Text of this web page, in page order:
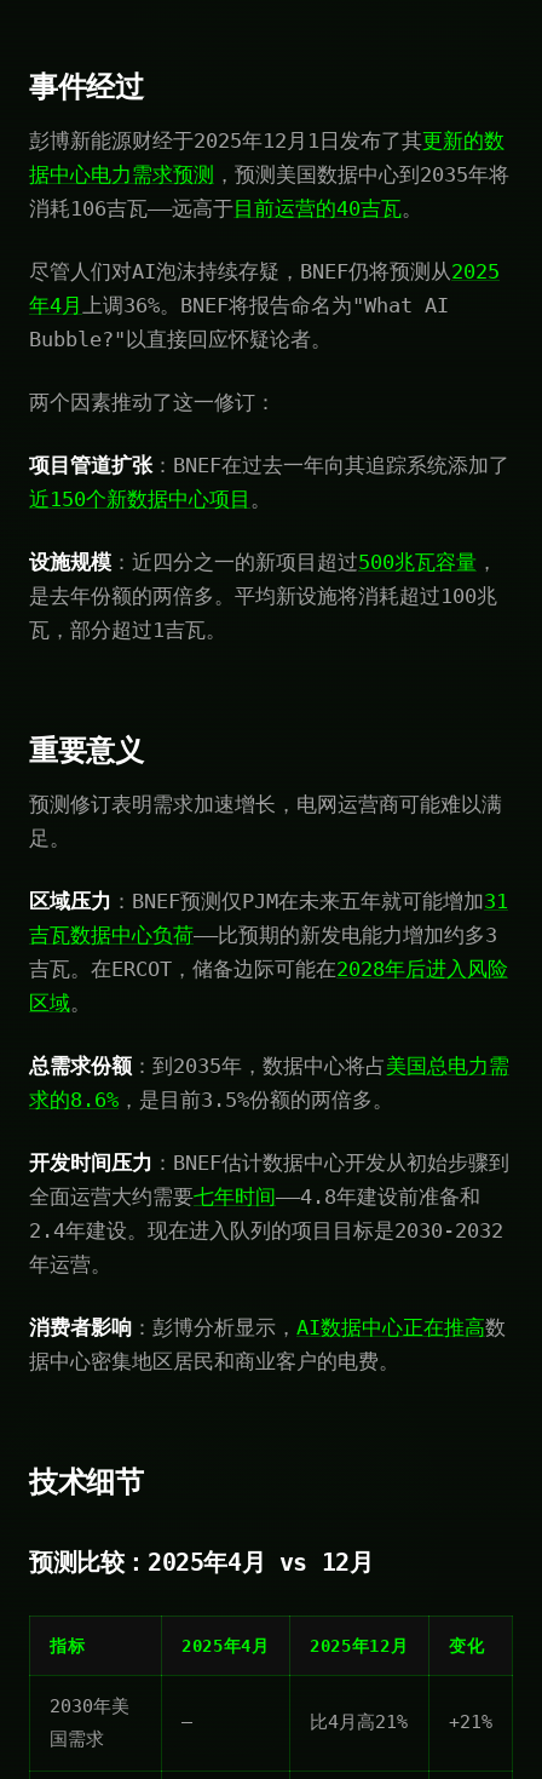
事件经过
彭博新能源财经于2025年12月1日发布了其更新的数
据中心电力需求预测 ，预测美国数据中心到2035年将
消耗106吉瓦——远高于目前运营的40吉瓦。
尽管人们对AI泡沫持续存疑，BNEF仍将预测从2025
年4月 上调36%。BNEF将报告命名为"What AI
Bubble?"以直接回应怀疑论者。
两个因素推动了这一修订：
项目管道扩张 ：BNEF在过去一年向其追踪系统添加了
近150个新数据中心项目 。
设施规模 ：近四分之一的新项目超过500兆瓦容量 ，
是去年份额的两倍多。平均新设施将消耗超过100兆
瓦，部分超过1吉瓦。
重要意义
预测修订表明需求加速增长，电网运营商可能难以满
足。
区域压力 ：BNEF预测仅PJM在未来五年就可能增加31
吉瓦数据中心负荷——比预期的新发电能力增加约多3
吉瓦。在ERCOT，储备边际可能在2028年后进入风险
区域。
总需求份额 ：到2035年，数据中心将占美国总电力需
求的8.6% ，是目前3.5%份额的两倍多。
开发时间压力 ：BNEF估计数据中心开发从初始步骤到
全面运营大约需要七年时间——4.8年建设前准备和
2.4年建设。现在进入队列的项目目标是2030-2032
年运营。
消费者影响 ：彭博分析显示， AI数据中心正在推高数
据中心密集地区居民和商业客户的电费。
技术细节
预测比较：2025年4月 vs 12月
指标 2025年4月 2025年12月 变化
2030年美
国需求
— 比4月高21% +21%